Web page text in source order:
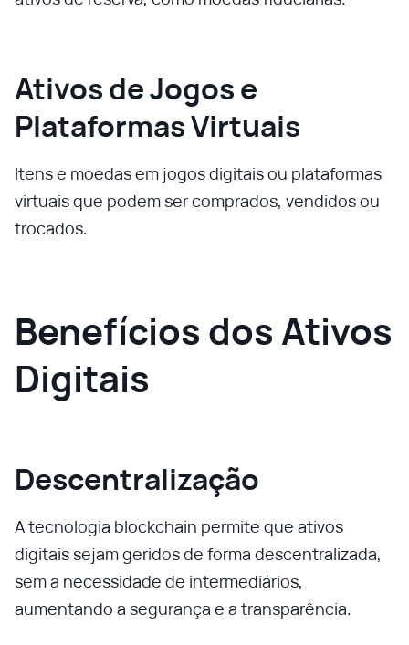
Ativos de Jogos e
Plataformas Virtuais
Itens e moedas em jogos digitais ou plataformas
virtuais que podem ser comprados, vendidos ou
trocados.
Benefícios dos Ativos
Digitais
Descentralização
A tecnologia blockchain permite que ativos
digitais sejam geridos de forma descentralizada,
sem a necessidade de intermediários,
aumentando a segurança e a transparência.